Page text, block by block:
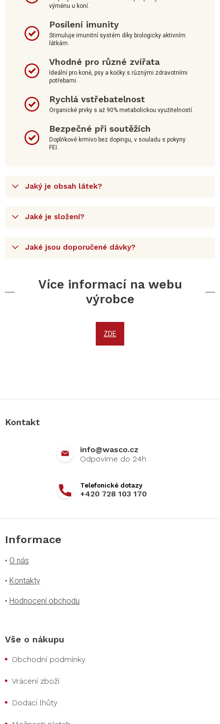
výměnu u koní.
Posílení imunity
Stimuluje imunitní systém díky biologicky aktivním
látkám.
Vhodné pro různé zvířata
Ideální pro koně, psy a kočky s různými zdravotními
potřebami.
Rychlá vstřebatelnost
Organické prvky s až 90% metabolickou využitelností.
Bezpečné při soutěžích
Doplňkové krmivo bez dopingu, v souladu s pokyny
FEI.
Jaký je obsah látek?
Jaké je složení?
Jaké jsou doporučené dávky?
Více informací na webu
výrobce
ZDE
Kontakt
info@wasco.cz
+420 728 103 170
Informace
• O nás
• Kontakty
• Hodnocení obchodu
Vše o nákupu
Obchodní podmínky
Vrácení zboží
Dodací lhůty